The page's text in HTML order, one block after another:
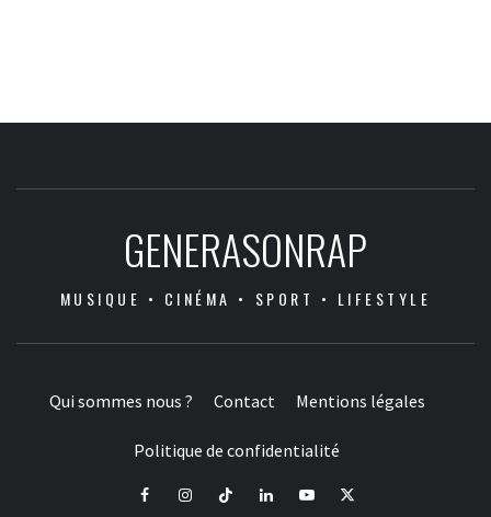
GENERASONRAP
MUSIQUE • CINÉMA • SPORT • LIFESTYLE
Qui sommes nous ? Contact Mentions légales
Politique de confidentialité
FacebookInstagramTiktok LinkedInYoutube
X